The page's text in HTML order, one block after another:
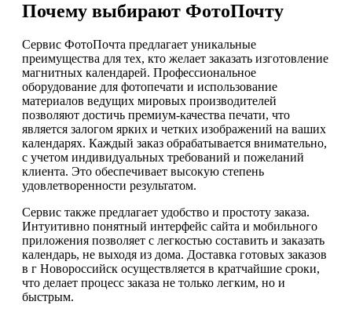
Почему выбирают ФотоПочту
Сервис ФотоПочта предлагает уникальные
преимущества для тех, кто желает заказать изготовление
магнитных календарей. Профессиональное
оборудование для фотопечати и использование
материалов ведущих мировых производителей
позволяют достичь премиум-качества печати, что
является залогом ярких и четких изображений на ваших
календарях. Каждый заказ обрабатывается внимательно,
с учетом индивидуальных требований и пожеланий
клиента. Это обеспечивает высокую степень
удовлетворенности результатом.
Сервис также предлагает удобство и простоту заказа.
Интуитивно понятный интерфейс сайта и мобильного
приложения позволяет с легкостью составить и заказать
календарь, не выходя из дома. Доставка готовых заказов
в г Новороссийск осуществляется в кратчайшие сроки,
что делает процесс заказа не только легким, но и
быстрым.